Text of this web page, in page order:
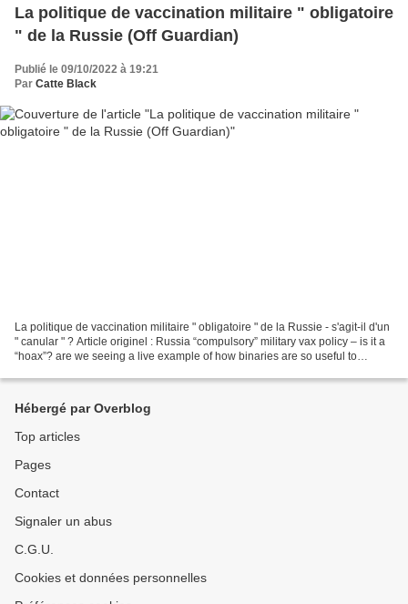
La politique de vaccination militaire " obligatoire
" de la Russie (Off Guardian)
Publié le 09/10/2022 à 19:21
Par Catte Black
La politique de vaccination militaire " obligatoire " de la Russie - s'agit-il d'un
" canular " ? Article originel : Russia “compulsory” military vax policy – is it a
“hoax”? are we seeing a live example of how binaries are so useful to
Hébergé par Overblog
Top articles
Pages
Contact
Signaler un abus
C.G.U.
Cookies et données personnelles